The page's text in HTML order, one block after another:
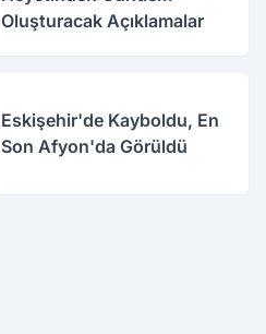
Oluşturacak Açıklamalar
Eskişehir'de Kayboldu, En
Son Afyon'da Görüldü